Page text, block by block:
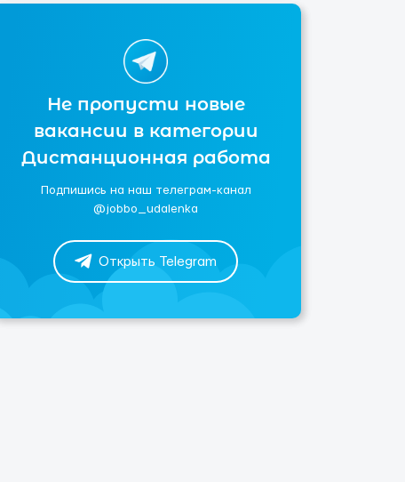
Не пропусти новые
вакансии в категории
Дистанционная работа
Подпишись на наш телеграм-канал
@jobbo_udalenka
Открыть Telegram